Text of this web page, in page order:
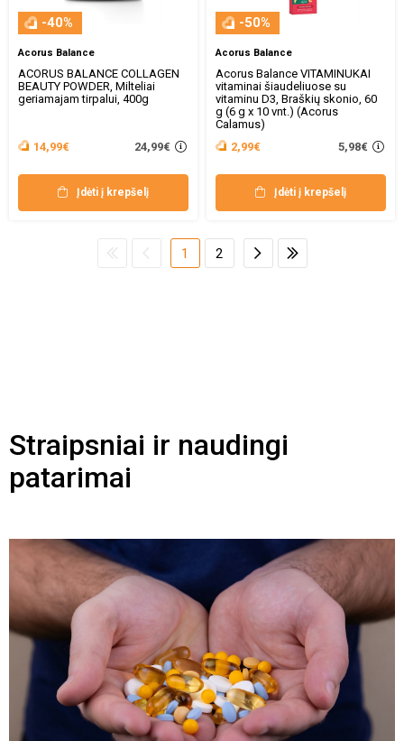
-40%
Acorus Balance
ACORUS BALANCE COLLAGEN
BEAUTY POWDER, Milteliai
geriamajam tirpalui, 400g
14,99€ 24,99€
Įdėti į krepšelį
-50%
Acorus Balance
Acorus Balance VITAMINUKAI
vitaminai šiaudeliuose su
vitaminu D3, Braškių skonio, 60
g (6 g x 10 vnt.) (Acorus
Calamus)
2,99€
5,98€
Įdėti į krepšelį
1 2
Straipsniai ir naudingi
patarimai